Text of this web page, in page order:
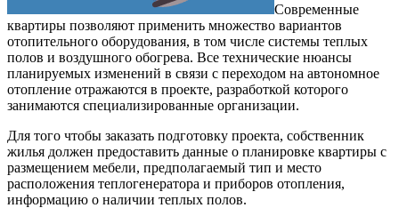
Современные
квартиры позволяют применить множество вариантов
отопительного оборудования, в том числе системы теплых
полов и воздушного обогрева. Все технические нюансы
планируемых изменений в связи с переходом на автономное
отопление отражаются в проекте, разработкой которого
занимаются специализированные организации.
Для того чтобы заказать подготовку проекта, собственник
жилья должен предоставить данные о планировке квартиры с
размещением мебели, предполагаемый тип и место
расположения теплогенератора и приборов отопления,
информацию о наличии теплых полов.